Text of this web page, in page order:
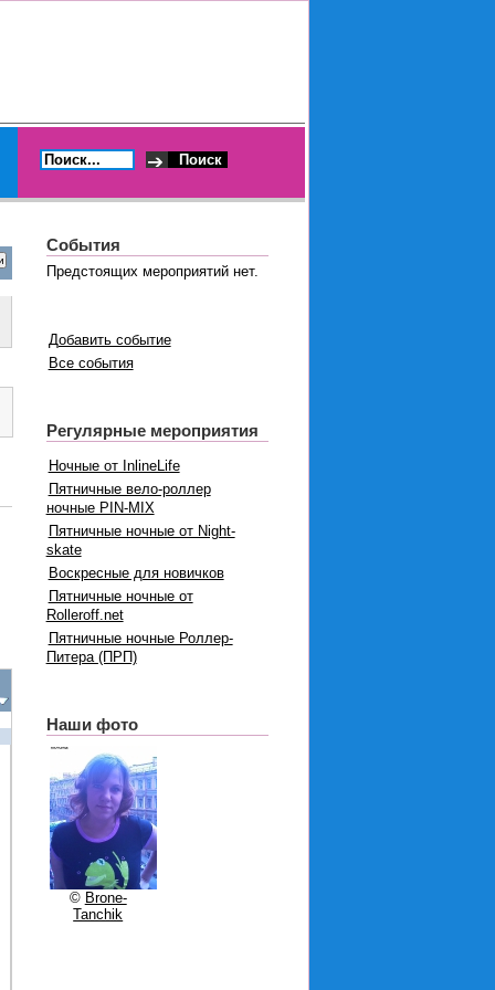
События
Предстоящих мероприятий нет.
Добавить событие
Все события
Регулярные мероприятия
Ночные от InlineLife
Пятничные вело-роллер
ночные PIN-MIX
Пятничные ночные от Night-
skate
Воскресные для новичков
Пятничные ночные от
Rolleroff.net
Пятничные ночные Роллер-
Питера (ПРП)
Наши фото
© Brone-
Tanchik